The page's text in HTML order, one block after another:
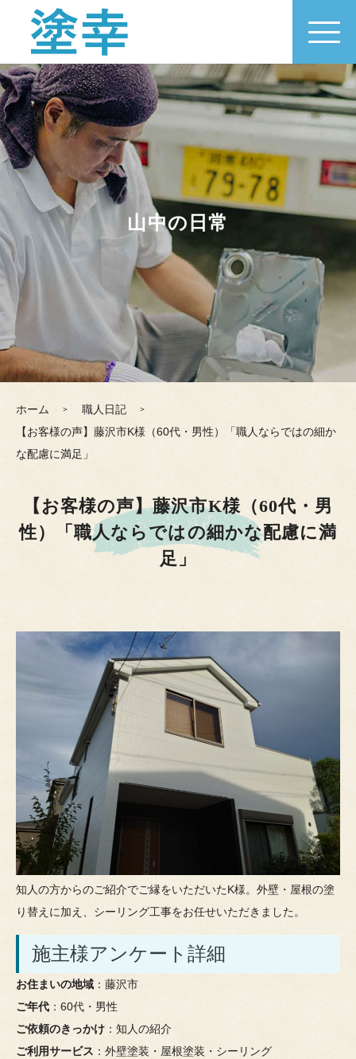
山中の日常
ホーム
職人日記
【お客様の声】藤沢市K様（60代・男性）「職人ならではの細か
な配慮に満足」
【お客様の声】藤沢市K様（60代・男
性）「職人ならではの細かな配慮に満
足」
知人の方からのご紹介でご縁をいただいたK様。外壁・屋根の塗
り替えに加え、シーリング工事をお任せいただきました。
施主様アンケート詳細
お住まいの地域 ：藤沢市
ご年代 ：60代・男性
ご依頼のきっかけ ：知人の紹介
ご利用サービス ：外壁塗装・屋根塗装・シーリング